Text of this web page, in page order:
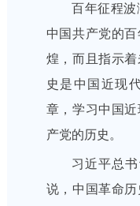
百年征程波
中国共产党的
煌，而且指示
史是中国近现
章，学习中国
产党的历史。
习近平总
说，中国革命